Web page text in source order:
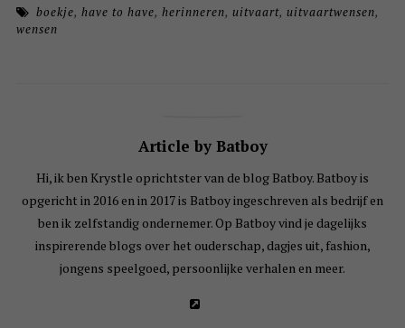
boekje,have to have,herinneren,uitvaart,uitvaartwensen,
wensen
Article by Batboy
Hi, ik ben Krystle oprichtster van de blog Batboy. Batboy is
opgericht in 2016 en in 2017 is Batboy ingeschreven als bedrijf en
ben ik zelfstandig ondernemer. Op Batboy vind je dagelijks
inspirerende blogs over het ouderschap, dagjes uit, fashion,
jongens speelgoed, persoonlijke verhalen en meer.